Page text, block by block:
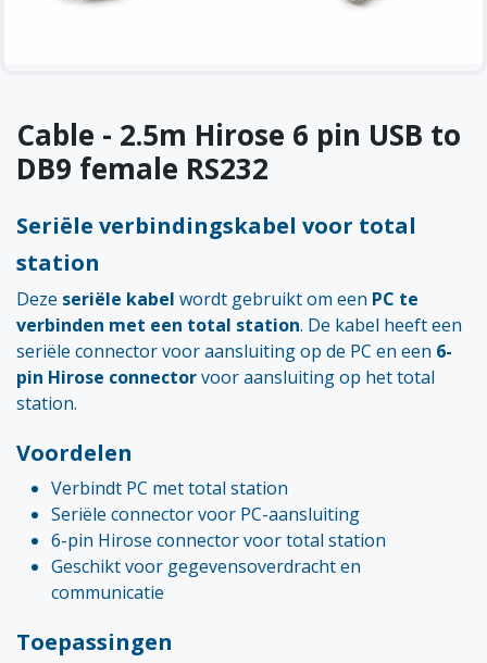
Cable - 2.5m Hirose 6 pin USB to
DB9 female RS232
Seriële verbindingskabel voor total
station
Deze seriële kabel wordt gebruikt om een PC te
verbinden met een total station. De kabel heeft een
seriële connector voor aansluiting op de PC en een 6-
pin Hirose connectorvoor aansluiting op het total
station.
Voordelen
Verbindt PC met total station
Seriële connector voor PC-aansluiting
6-pin Hirose connector voor total station
Geschikt voor gegevensoverdracht en
communicatie
Toepassingen